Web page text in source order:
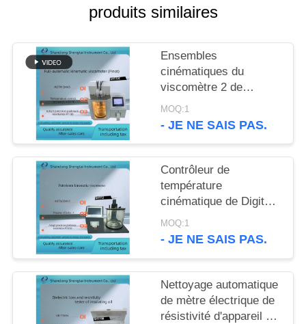
PRIVACY
POLICY
produits similaires
Ensembles
cinématiques du
viscomètre 2 de
sommet entièrement
automatique du D445
MOQ:1
- JE NE SAIS PAS.
Contrôleur de
température
cinématique de Digital
de précision de
viscomètre de pétrole
MOQ:1
- JE NE SAIS PAS.
Nettoyage automatique
de mètre électrique de
résistivité d'appareil de